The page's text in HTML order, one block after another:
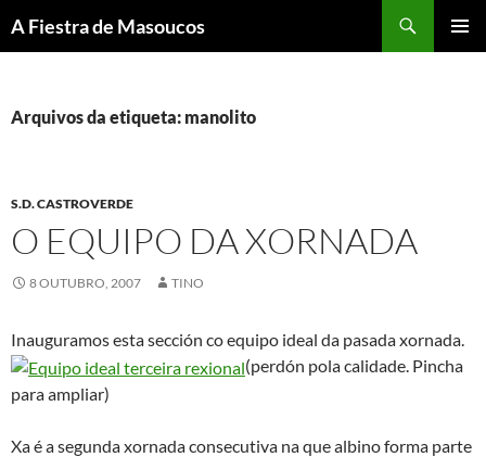
aoA Fiestra de Masoucos
Arquivos da etiqueta: manolito
S.D. CASTROVERDE
O EQUIPO DA XORNADA
8 OUTUBRO, 2007 TINO
Inauguramos esta sección co equipo ideal da pasada xornada.
(perdón pola calidade. Pincha
para ampliar)
Xa é a segunda xornada consecutiva na que albino forma parte